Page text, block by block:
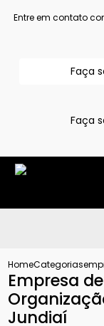
Entre em contato
Faça
Faça
HomeCategorias
Empresa
Jundiaí